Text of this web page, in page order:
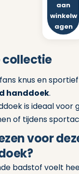
aan
winkelw
agen
collectie
knus en
handdoek.
is ideaal voor
of tijdens
voor
badstof voelt